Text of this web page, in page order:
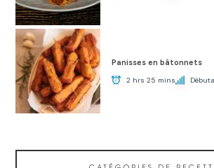
Panisses en bâtonnets
2 hrs 25 mins